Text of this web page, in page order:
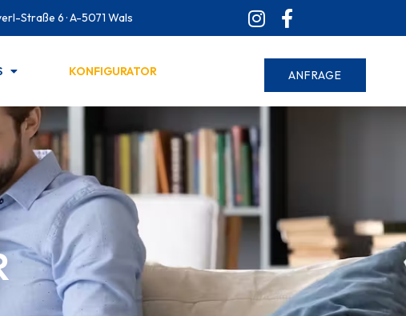
Straße 6 · A-5071 Wals
KONFIGURATOR ANFRAGE